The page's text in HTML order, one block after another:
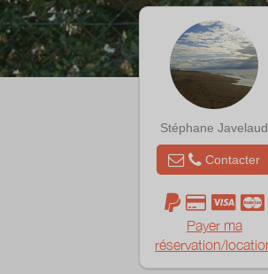
Stéphane Javelaud
Contacter
Payer ma
réservation/